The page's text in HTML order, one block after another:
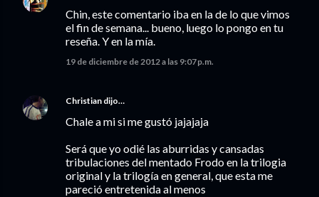
Chin, este comentario iba en la de lo que vimos
el fin de semana... bueno, luego lo pongo en tu
reseña. Y en la mía.
19 de diciembre de 2012 a las 9:07 p.m.
Christian dijo…
Chale a mi si me gustó jajajaja
Será que yo odié las aburridas y cansadas
tribulaciones del mentado Frodo en la trilogia
original y la trilogía en general, que esta me
pareció entretenida al menos